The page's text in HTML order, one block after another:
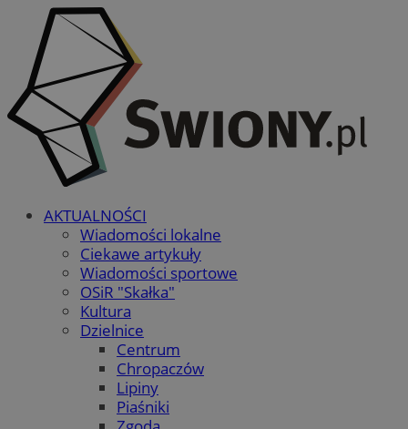
AKTUALNOŚCI
Wiadomości lokalne
Ciekawe artykuły
Wiadomości sportowe
OSiR "Skałka"
Kultura
Dzielnice
Centrum
Chropaczów
Lipiny
Piaśniki